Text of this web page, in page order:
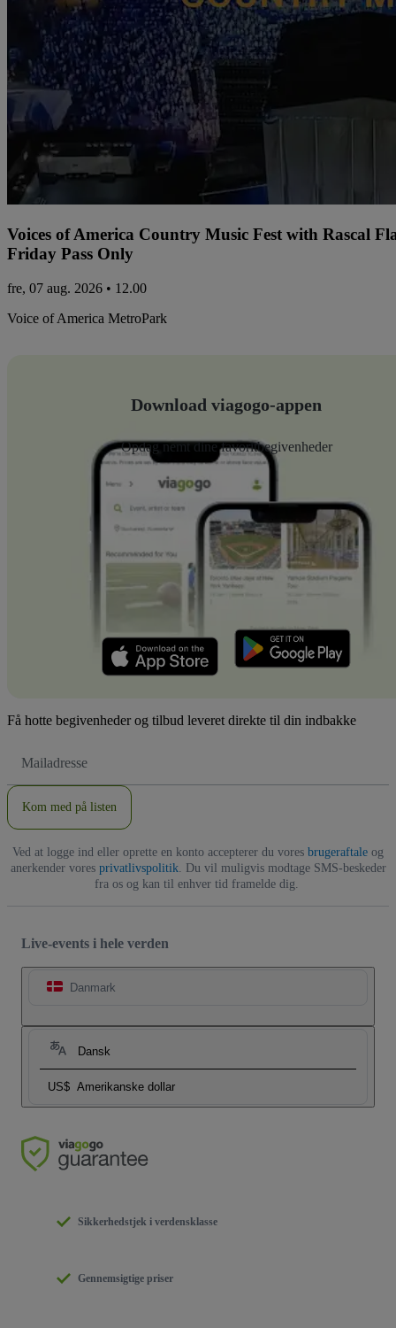
Voices of America Country Music Fest with Rascal
Friday Pass Only
fre, 07 aug. 2026 • 12.00
Voice of America MetroPark
Download viagogo-appen
Opdag nemt dine favoritbegivenheder
Få hotte begivenheder og tilbud leveret direkte til din indbakke
adresse
Kom med på listen
Ved at logge ind eller oprette en konto accepterer du vores brugeraftale og
anerkender vores privatlivspolitik. Du vil muligvis modtage SMS-beskeder
fra os og kan til enhver tid framelde dig.
Live-events i hele verden
Danmark
Dansk
US$ Amerikanske dollar
Sikkerhedstjek i verdensklasse
Gennemsigtige priser